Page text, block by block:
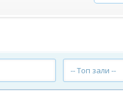
-- Топ зали --